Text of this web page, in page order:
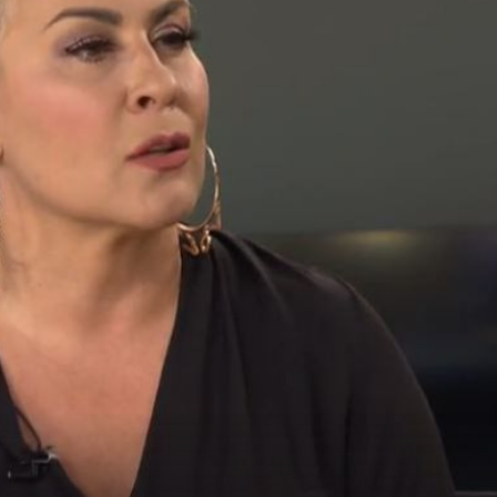
''TRENUCI KOJI RAZGALE DUŠU''
Ma kakav nastup! Poslušajte kako
djevojčica s Indirom Levak pjeva veliki
Colonijin hit